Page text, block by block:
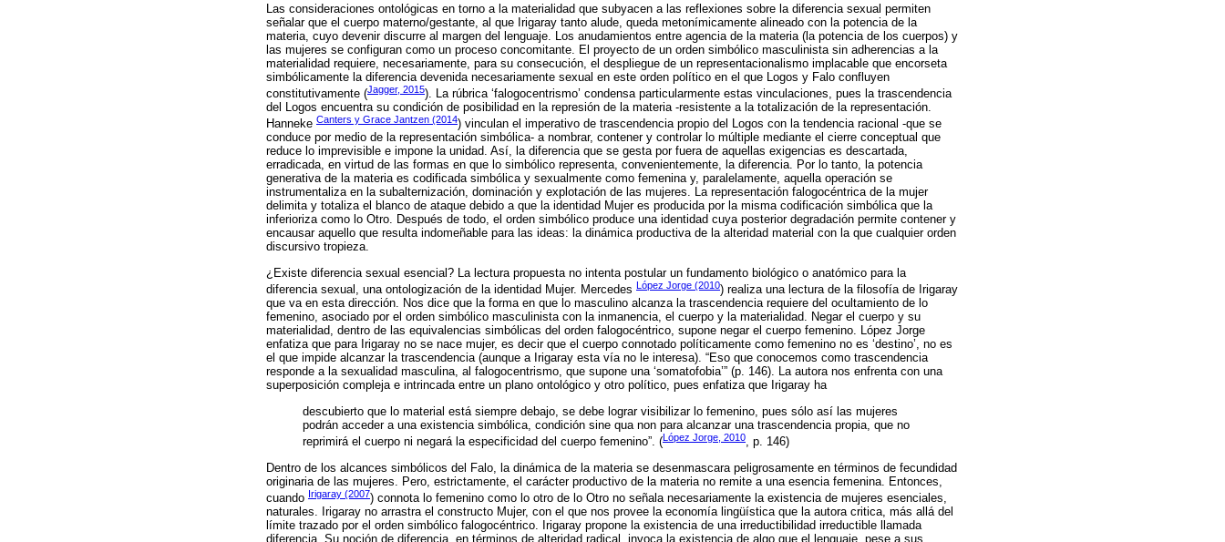
Las consideraciones ontológicas en torno a la materialidad que subyacen a las reflexiones sobre la diferencia sexual permiten
señalar que el cuerpo materno/gestante, al que Irigaray tanto alude, queda metonímicamente alineado con la potencia de la
materia, cuyo devenir discurre al margen del lenguaje. Los anudamientos entre agencia de la materia (la potencia de los cuerpos) y
las mujeres se configuran como un proceso concomitante. El proyecto de un orden simbólico masculinista sin adherencias a la
materialidad requiere, necesariamente, para su consecución, el despliegue de un representacionalismo implacable que encorseta
simbólicamente la diferencia devenida necesariamente sexual en este orden político en el que Logos y Falo confluyen
constitutivamente (Jagger, 2015). La rúbrica ‘falogocentrismo’ condensa particularmente estas vinculaciones, pues la trascendencia
del Logos encuentra su condición de posibilidad en la represión de la materia -resistente a la totalización de la representación.
Hanneke Canters y Grace Jantzen (2014) vinculan el imperativo de trascendencia propio del Logos con la tendencia racional -que se
conduce por medio de la representación simbólica- a nombrar, contener y controlar lo múltiple mediante el cierre conceptual que
reduce lo imprevisible e impone la unidad. Así, la diferencia que se gesta por fuera de aquellas exigencias es descartada,
erradicada, en virtud de las formas en que lo simbólico representa, convenientemente, la diferencia. Por lo tanto, la potencia
generativa de la materia es codificada simbólica y sexualmente como femenina y, paralelamente, aquella operación se
instrumentaliza en la subalternización, dominación y explotación de las mujeres. La representación falogocéntrica de la mujer
delimita y totaliza el blanco de ataque debido a que la identidad Mujer es producida por la misma codificación simbólica que la
inferioriza como lo Otro. Después de todo, el orden simbólico produce una identidad cuya posterior degradación permite contener y
encausar aquello que resulta indomeñable para las ideas: la dinámica productiva de la alteridad material con la que cualquier orden
discursivo tropieza.
¿Existe diferencia sexual esencial? La lectura propuesta no intenta postular un fundamento biológico o anatómico para la
diferencia sexual, una ontologización de la identidad Mujer. Mercedes López Jorge (2010) realiza una lectura de la filosofía de Irigaray
que va en esta dirección. Nos dice que la forma en que lo masculino alcanza la trascendencia requiere del ocultamiento de lo
femenino, asociado por el orden simbólico masculinista con la inmanencia, el cuerpo y la materialidad. Negar el cuerpo y su
materialidad, dentro de las equivalencias simbólicas del orden falogocéntrico, supone negar el cuerpo femenino. López Jorge
enfatiza que para Irigaray no se nace mujer, es decir que el cuerpo connotado políticamente como femenino no es ‘destino’, no es
el que impide alcanzar la trascendencia (aunque a Irigaray esta vía no le interesa). “Eso que conocemos como trascendencia
responde a la sexualidad masculina, al falogocentrismo, que supone una ‘somatofobia’” (p. 146). La autora nos enfrenta con una
superposición compleja e intrincada entre un plano ontológico y otro político, pues enfatiza que Irigaray ha
descubierto que lo material está siempre debajo, se debe lograr visibilizar lo femenino, pues sólo así las mujeres
podrán acceder a una existencia simbólica, condición sine qua non para alcanzar una trascendencia propia, que no
reprimirá el cuerpo ni negará la especificidad del cuerpo femenino”. (López Jorge, 2010
, p. 146)
Dentro de los alcances simbólicos del Falo, la dinámica de la materia se desenmascara peligrosamente en términos de fecundidad
originaria de las mujeres. Pero, estrictamente, el carácter productivo de la materia no remite a una esencia femenina. Entonces,
cuando Irigaray (2007) connota lo femenino como lo otro de lo Otro no señala necesariamente la existencia de mujeres esenciales,
naturales. Irigaray no arrastra el constructo Mujer, con el que nos provee la economía lingüística que la autora critica, más allá del
límite trazado por el orden simbólico falogocéntrico. Irigaray propone la existencia de una irreductibilidad irreductible llamada
diferencia. Su noción de diferencia, en términos de alteridad radical, invoca la existencia de algo que el lenguaje, pese a sus